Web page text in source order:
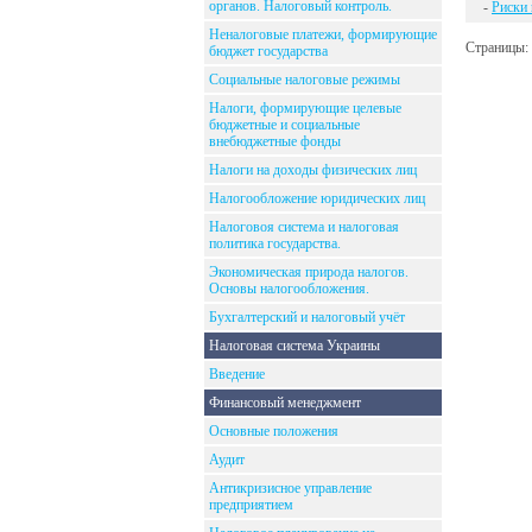
органов. Налоговый контроль.
Неналоговые платежи, формирующие
бюджет государства
Социальные налоговые режимы
Налоги, формирующие целевые
бюджетные и социальные
внебюджетные фонды
Налоги на доходы физических лиц
Налогообложение юридических лиц
Налоговоя система и налоговая
политика государства.
Экономическая природа налогов.
Основы налогообложения.
Бухгалтерский и налоговый учёт
Налоговая система Украины
Введение
Финансовый менеджмент
Основные положения
Аудит
Антикризисное управление
предприятием
- Риски
Страницы: